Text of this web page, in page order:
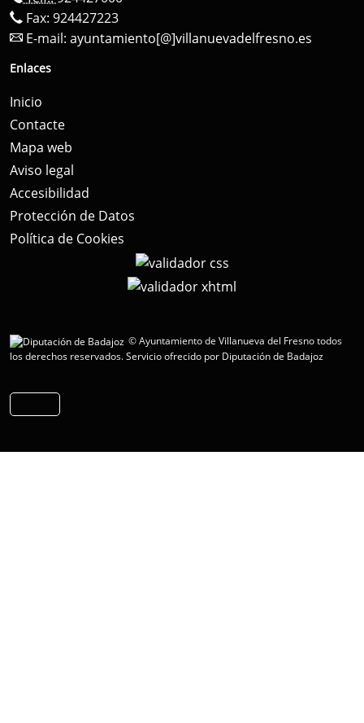
Fax: 924427223
E-mail: ayuntamiento[@]villanuevadelfresno.es
Enlaces
Inicio
Contacte
Mapa web
Aviso legal
Accesibilidad
Protección de Datos
Política de Cookies
© Ayuntamiento de Villanueva del Fresno todos
los derechos reservados.Servicio ofrecido por Diputación de Badajoz